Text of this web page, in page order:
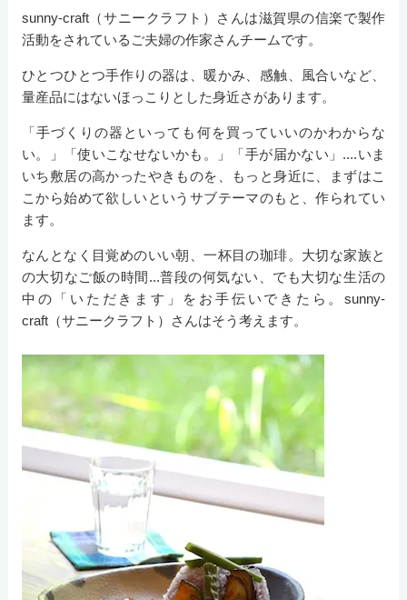
sunny-craft（サニークラフト）さんは滋賀県の信楽で製作
活動をされているご夫婦の作家さんチームです。
ひとつひとつ手作りの器は、暖かみ、感触、風合いなど、
量産品にはないほっこりとした身近さがあります。
「手づくりの器といっても何を買っていいのかわからな
い。」「使いこなせないかも。」「手が届かない」....いま
いち敷居の高かったやきものを、もっと身近に、まずはこ
こから始めて欲しいというサブテーマのもと、作られてい
ます。
なんとなく目覚めのいい朝、一杯目の珈琲。大切な家族と
の大切なご飯の時間...普段の何気ない、でも大切な生活の
中の「いただきます」をお手伝いできたら。sunny-
craft（サニークラフト）さんはそう考えます。